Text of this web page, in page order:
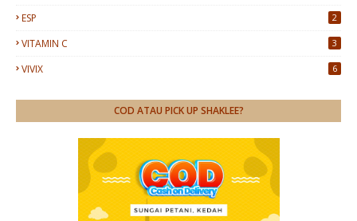
ESP 2
VITAMIN C 3
VIVIX 6
COD ATAU PICK UP SHAKLEE?